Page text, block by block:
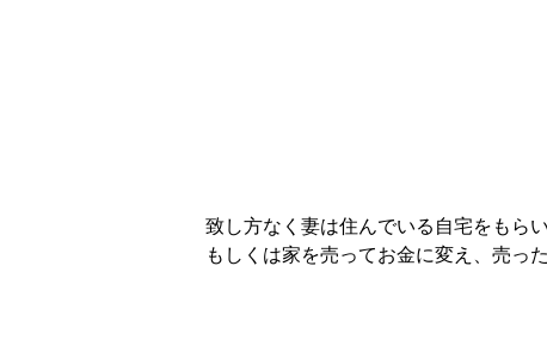
致し方なく妻は住んでいる自宅をもら
もしくは家を売ってお金に変え、売っ